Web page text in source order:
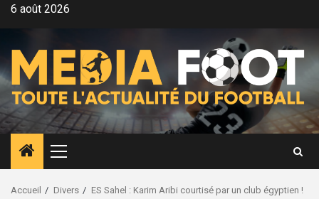
Aller6 août 2026
Menu
principal
Accueil Divers ES Sahel : Karim Aribi courtisé par un club égyptien !